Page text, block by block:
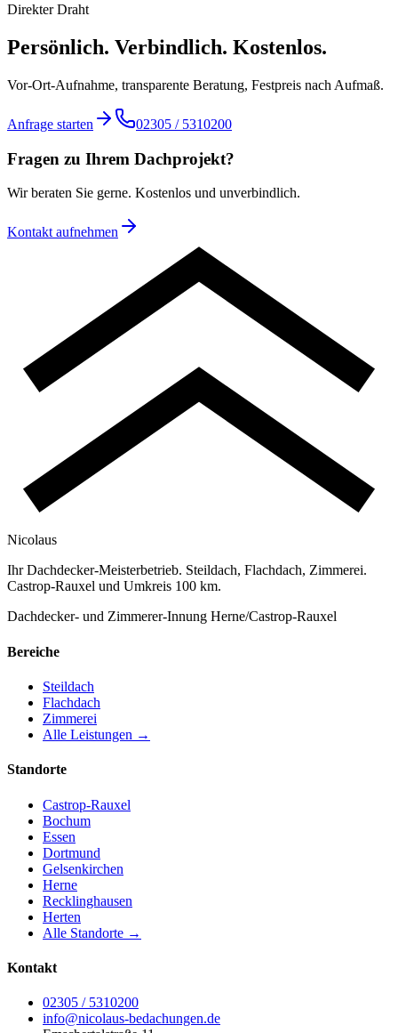
Direkter Draht
Persönlich. Verbindlich. Kostenlos.
Vor-Ort-Aufnahme, transparente Beratung, Festpreis nach Aufmaß.
Anfrage starten 02305 / 5310200
Fragen zu Ihrem Dachprojekt?
Wir beraten Sie gerne. Kostenlos und unverbindlich.
Kontakt aufnehmen
Nicolaus
Ihr Dachdecker-Meisterbetrieb. Steildach, Flachdach, Zimmerei.
Castrop-Rauxel und Umkreis 100 km.
Dachdecker- und Zimmerer-Innung Herne/Castrop-Rauxel
Bereiche
Steildach
Flachdach
Zimmerei
Alle Leistungen →
Standorte
Castrop-Rauxel
Bochum
Essen
Dortmund
Gelsenkirchen
Herne
Recklinghausen
Herten
Alle Standorte →
Kontakt
02305 / 5310200
info@nicolaus-bedachungen.de